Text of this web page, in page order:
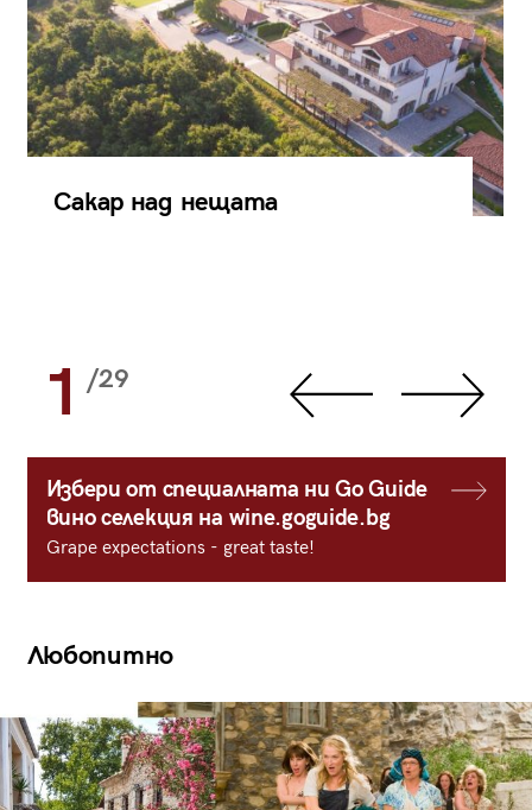
Сакар над нещата
1 /29
Избери от специалната ни Go Guide
вино селекция на wine.goguide.bg
Grape expectations - great taste!
Любопитно